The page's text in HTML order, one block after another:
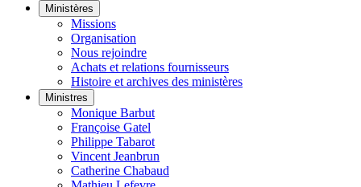
Ministères
Missions
Organisation
Nous rejoindre
Achats et relations fournisseurs
Histoire et archives des ministères
Ministres
Monique Barbut
Françoise Gatel
Philippe Tabarot
Vincent Jeanbrun
Catherine Chabaud